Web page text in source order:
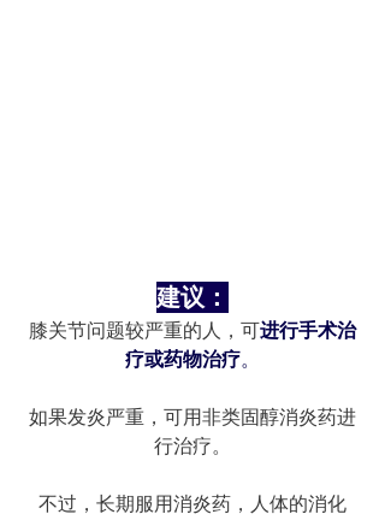
建议：
膝关节问题较严重的人，可进行手术治
疗或药物治疗。
如果发炎严重，可用非类固醇消炎药进
行治疗。
不过，长期服用消炎药，人体的消化